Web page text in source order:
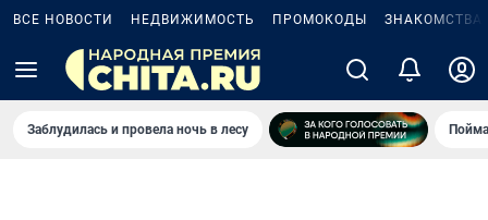
ВСЕ НОВОСТИ НЕДВИЖИМОСТЬ ПРОМОКОДЫ ЗНАКОМСТВА
Заблудилась и провела ночь в лесу